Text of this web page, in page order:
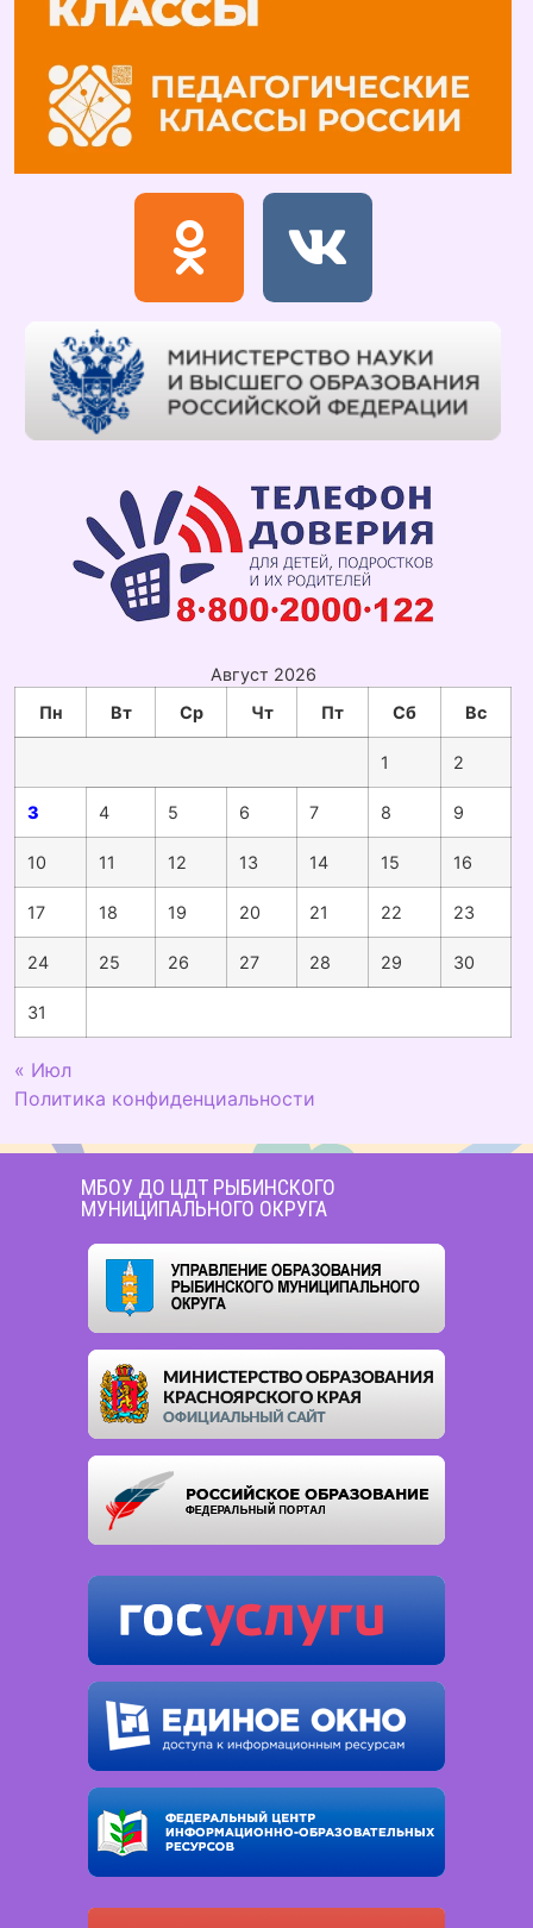
Август 2026
Пн
Вт Ср Чт Пт Сб Вс
1 2
3 4 5 6 7 8 9
10 11 12 13 14 15 16
17 18 19 20 21 22 23
24 25 26 27 28 29 30
31
« Июл
Политика конфиденциальности
МБОУ ДО ЦДТ РЫБИНСКОГО
МУНИЦИПАЛЬНОГО ОКРУГА